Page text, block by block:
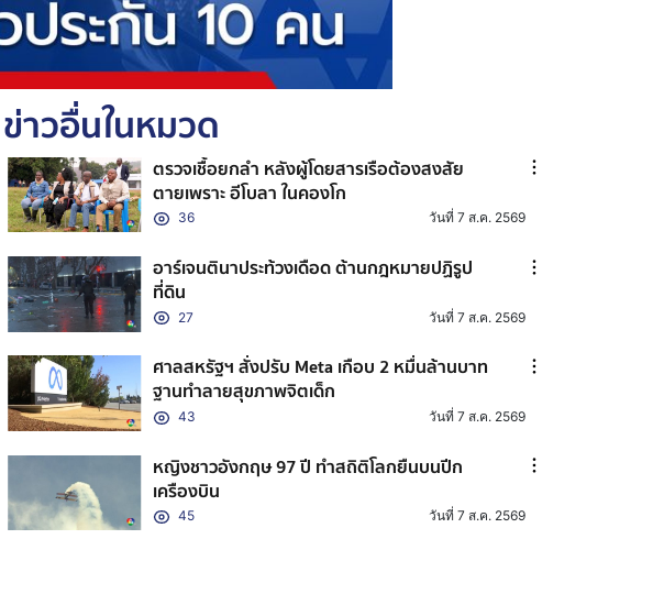
ข่าวอื่นในหมวด
ตรวจเชื้อยกลำ หลังผู้โดยสารเรือต้องสงสัย
ตายเพราะ อีโบลา ในคองโก
36 วันที่ 7 ส.ค. 2569
อาร์เจนตินาประท้วงเดือด ต้านกฎหมายปฏิรูป
ที่ดิน
27 วันที่ 7 ส.ค. 2569
ศาลสหรัฐฯ สั่งปรับ Meta เกือบ 2 หมื่นล้านบาท
ฐานทำลายสุขภาพจิตเด็ก
43 วันที่ 7 ส.ค. 2569
หญิงชาวอังกฤษ 97 ปี ทำสถิติโลกยืนบนปีก
เครืองบิน
45 วันที่ 7 ส.ค. 2569